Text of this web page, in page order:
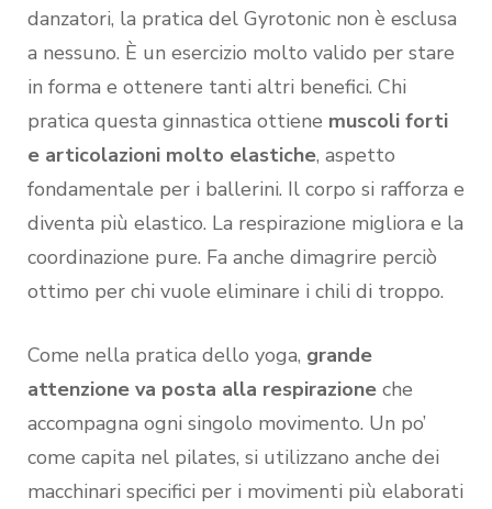
danzatori, la pratica del Gyrotonic non è esclusa
a nessuno. È un esercizio molto valido per stare
in forma e ottenere tanti altri benefici. Chi
pratica questa ginnastica ottiene muscoli forti
e articolazioni molto elastiche, aspetto
fondamentale per i ballerini. Il corpo si rafforza e
diventa più elastico. La respirazione migliora e la
coordinazione pure. Fa anche dimagrire perciò
ottimo per chi vuole eliminare i chili di troppo.
Come nella pratica dello yoga, grande
attenzione va posta alla respirazione che
accompagna ogni singolo movimento. Un po’
come capita nel pilates, si utilizzano anche dei
macchinari specifici per i movimenti più elaborati